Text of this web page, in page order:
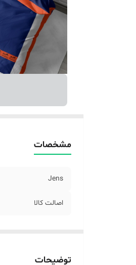
مشخصات
Jens
اصالت کالا
توضیحات